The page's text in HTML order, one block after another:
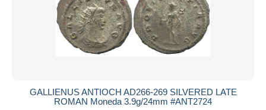
GALLIENUS ANTIOCH AD266-269 SILVERED LATE
ROMAN Moneda 3.9g/24mm #ANT2724